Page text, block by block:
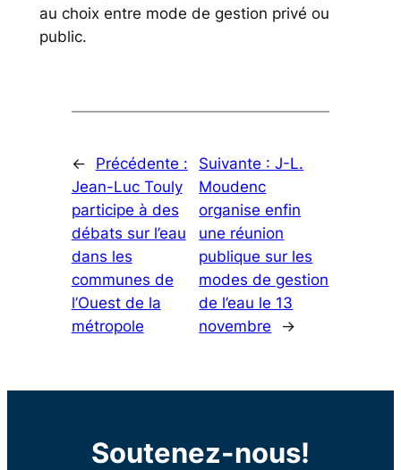
au choix entre mode de gestion privé ou
public.
←
Précédente :
Jean-Luc Touly
participe à des
débats sur l’eau
dans les
communes de
l’Ouest de la
métropole
Suivante :J-L.
Moudenc
organise enfin
une réunion
publique sur les
modes de gestion
de l’eau le 13
novembre
→
Soutenez-nous!